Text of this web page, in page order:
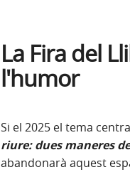
La Fira del
l'humor
Si el 2025 el tema
riure: dues maneres
abandonarà aquest